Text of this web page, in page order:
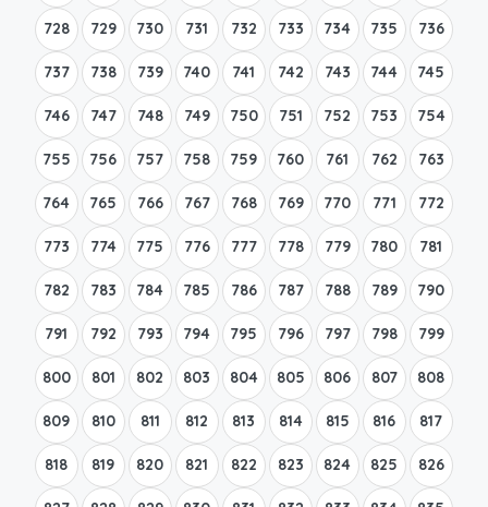
728 729 730 731 732 733 734 735 736
737 738 739 740 741 742 743 744 745
746 747 748 749 750 751 752 753 754
755 756 757 758 759 760 761 762 763
764 765 766 767 768 769 770 771 772
773 774 775 776 777 778 779 780 781
782 783 784 785 786 787 788 789 790
791 792 793 794 795 796 797 798 799
800 801 802 803 804 805 806 807 808
809 810 811 812 813 814 815 816 817
818 819 820 821 822 823 824 825 826